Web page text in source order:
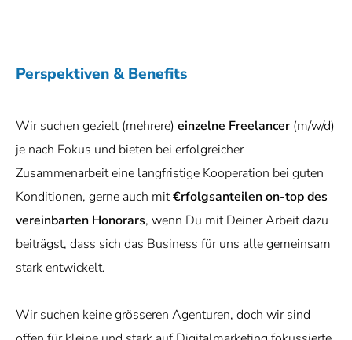
Perspektiven & Benefits
Wir suchen gezielt (mehrere) einzelne Freelancer (m/w/d)
je nach Fokus und bieten bei erfolgreicher
Zusammenarbeit eine langfristige Kooperation bei guten
Konditionen, gerne auch mit€rfolgsanteilen on-top des
vereinbarten Honorars, wenn Du mit Deiner Arbeit dazu
beiträgst, dass sich das Business für uns alle gemeinsam
stark entwickelt.
Wir suchen keine grösseren Agenturen, doch wir sind